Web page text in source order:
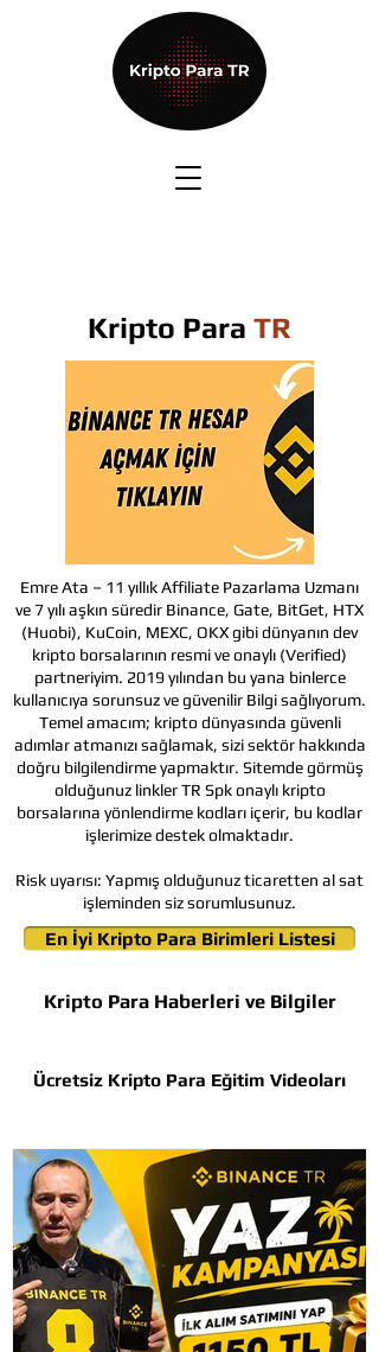
Ücretsiz Kripto Para Eğitim Videoları
Kripto Para Haberleri ve Bilgiler
En İyi Kripto Para Birimleri Listesi
Kripto Para TR
Emre Ata – 11 yıllık Affiliate Pazarlama Uzmanı
ve 7 yılı aşkın süredir Binance, Gate, BitGet, HTX
(Huobi), KuCoin, MEXC, OKX gibi dünyanın dev
kripto borsalarının resmi ve onaylı (Verified)
partneriyim. 2019 yılından bu yana binlerce
kullanıcıya sorunsuz ve güvenilir Bilgi sağlıyorum.
Temel amacım; kripto dünyasında güvenli
adımlar atmanızı sağlamak, sizi sektör hakkında
doğru bilgilendirme yapmaktır. Sitemde görmüş
olduğunuz linkler TR Spk onaylı kripto
borsalarına yönlendirme kodları içerir, bu kodlar
işlerimize destek olmaktadır.
Risk uyarısı: Yapmış olduğunuz ticaretten al sat
işleminden siz sorumlusunuz.